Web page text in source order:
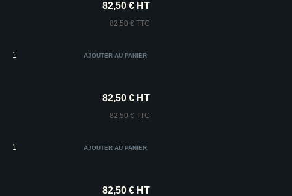
82,50 € HT
82,50 € TTC
82,50 € HT
82,50 € TTC
82,50 € HT